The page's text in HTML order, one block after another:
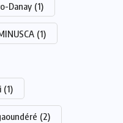
Danay (1)
(1)
(1)
(2)